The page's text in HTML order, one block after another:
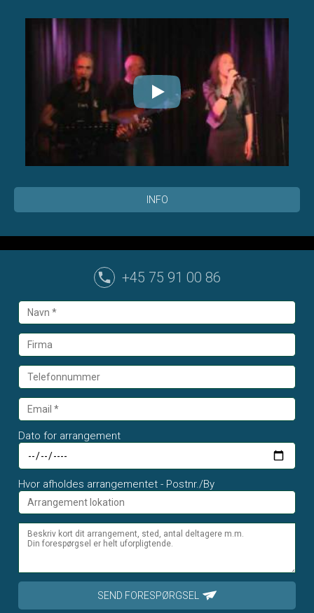
INFO
+45 75 91 00 86
Dato for arrangement
Hvor afholdes arrangementet - Postnr./By
SEND FORESPØRGSEL